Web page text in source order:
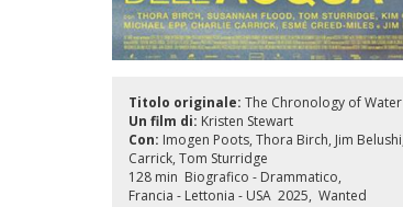
Titolo originale: The Chronology of Water
Un film di: Kristen Stewart
Con: Imogen Poots Thora Birch Jim Belushi
Carrick Tom Sturridge
128 min Biografico - Drammatico
Francia - Lettonia - USA 2025 Wanted